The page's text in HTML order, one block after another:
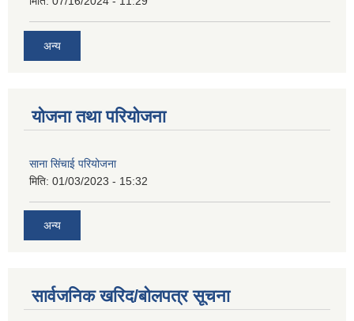
अन्य
योजना तथा परियोजना
साना सिंचाई परियोजना
मिति: 01/03/2023 - 15:32
अन्य
सार्वजनिक खरिद/बोलपत्र सूचना